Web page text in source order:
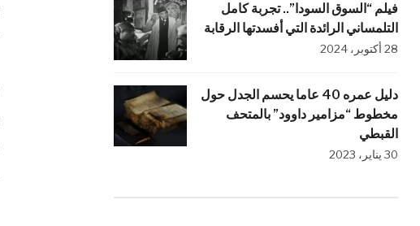
فيلم “السوق السودا”.. تجربة كامل
التلمساني الرائدة التي أفسدتها الرقابة
28 أكتوبر، 2024
دليل عمره 40 عاما يحسم الجدل حول
مخطوط “مزامير داوود” بالمتحف
القبطي
30 يناير، 2023